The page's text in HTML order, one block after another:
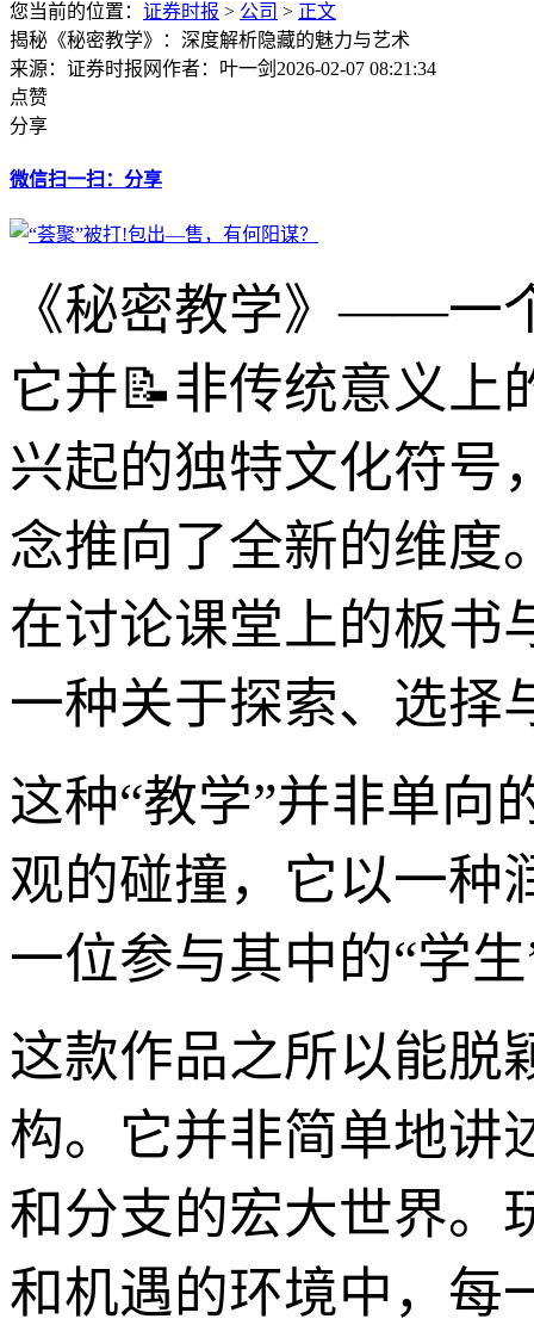
您当前的位置： 证券时报 > 公司 > 正文
揭秘《秘密教学》：深度解析隐藏的魅力与艺术
来源：证券时报网作者：叶一剑 2026-02-07 08:21:34
点赞
分享
微信扫一扫：分享
《秘密教学》——一
它并📝非传统意义上
兴起的独特文化符号
念推向了全新的维度
在讨论课堂上的板书
一种关于探索、选择
这种“教学”并非单向
观的碰撞，它以一种
一位参与其中的“学
这款作品之所以能脱
构。它并非简单地讲
和分支的宏大世界。
和机遇的环境中，每